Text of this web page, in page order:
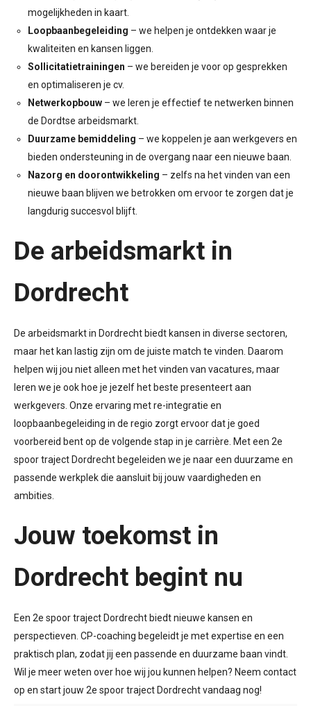
mogelijkheden in kaart.
Loopbaanbegeleiding – we helpen je ontdekken waar je
kwaliteiten en kansen liggen.
Sollicitatietrainingen – we bereiden je voor op gesprekken
en optimaliseren je cv.
Netwerkopbouw – we leren je effectief te netwerken binnen
de Dordtse arbeidsmarkt.
Duurzame bemiddeling – we koppelen je aan werkgevers en
bieden ondersteuning in de overgang naar een nieuwe baan.
Nazorg en doorontwikkeling – zelfs na het vinden van een
nieuwe baan blijven we betrokken om ervoor te zorgen dat je
langdurig succesvol blijft.
De arbeidsmarkt in
Dordrecht
De arbeidsmarkt in Dordrecht biedt kansen in diverse sectoren,
maar het kan lastig zijn om de juiste match te vinden. Daarom
helpen wij jou niet alleen met het vinden van vacatures, maar
leren we je ook hoe je jezelf het beste presenteert aan
werkgevers. Onze ervaring met re-integratie en
loopbaanbegeleiding in de regio zorgt ervoor dat je goed
voorbereid bent op de volgende stap in je carrière. Met een 2e
spoor traject Dordrecht begeleiden we je naar een duurzame en
passende werkplek die aansluit bij jouw vaardigheden en
ambities.
Jouw toekomst in
Dordrecht begint nu
Een 2e spoor traject Dordrecht biedt nieuwe kansen en
perspectieven. CP-coaching begeleidt je met expertise en een
praktisch plan, zodat jij een passende en duurzame baan vindt.
Wil je meer weten over hoe wij jou kunnen helpen? Neem contact
op en start jouw 2e spoor traject Dordrecht vandaag nog!